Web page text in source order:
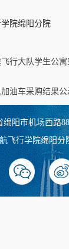
院绵阳分院
行大队学生公
油车采购结果公
绵阳市机场西路
飞行学院绵阳分